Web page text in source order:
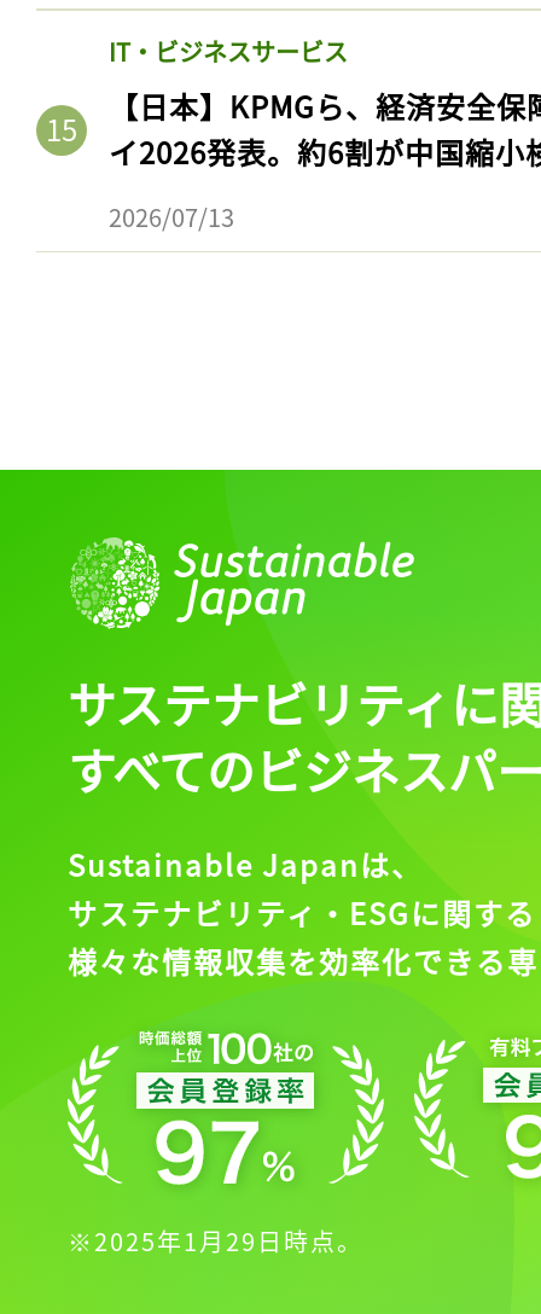
IT・ビジネスサービス
【日本】KPMGら、経済安全
イ2026発表。約6割が中国縮小
2026/07/13
会員登録
サステナビリティに
すべてのビジネスパ
Sustainable Japanは、
サステナビリティ・ESGに関する
様々な情報収集を効率化できる
※2025年1月29日時点。